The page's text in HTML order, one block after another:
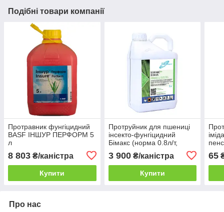
Подібні товари компанії
Протравник фунгіцидний
BASF ІНШУР ПЕРФОРМ 5
л
8 803 ₴/каністра
Купити
Протруйник для пшениці
інсекто-фунгіцидний
Бімакс (норма 0.8л/т,
3 900₴/каністра
Купити
65
Про нас